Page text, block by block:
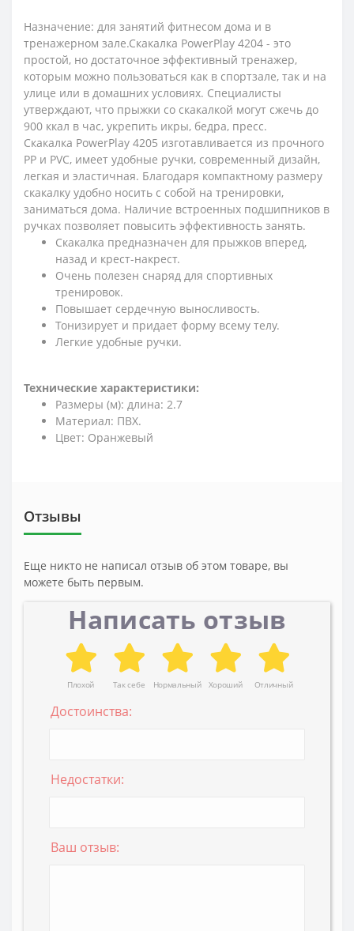
Назначение: для занятий фитнесом дома и в
тренажерном зале.Скакалка PowerPlay 4204 - это
простой, но достаточное эффективный тренажер,
которым можно пользоваться как в спортзале, так и на
улице или в домашних условиях. Специалисты
утверждают, что прыжки со скакалкой могут сжечь до
900 ккал в час, укрепить икры, бедра, пресс.
Скакалка PowerPlay 4205 изготавливается из прочного
PP и PVC, имеет удобные ручки, современный дизайн,
легкая и эластичная. Благодаря компактному размеру
скакалку удобно носить с собой на тренировки,
заниматься дома. Наличие встроенных подшипников в
ручках позволяет повысить эффективность занять.
Скакалка предназначен для прыжков вперед,
назад и крест-накрест.
Очень полезен снаряд для спортивных
тренировок.
Повышает сердечную выносливость.
Тонизирует и придает форму всему телу.
Легкие удобные ручки.
Технические характеристики:
Размеры (м): длина: 2.7
Материал: ПВХ.
Цвет: Оранжевый
Отзывы
Еще никто не написал отзыв об этом товаре, вы
можете быть первым.
Написать отзыв
Плохой Так себе Нормальный Хороший Отличный
Достоинства:
Недостатки:
Ваш отзыв: